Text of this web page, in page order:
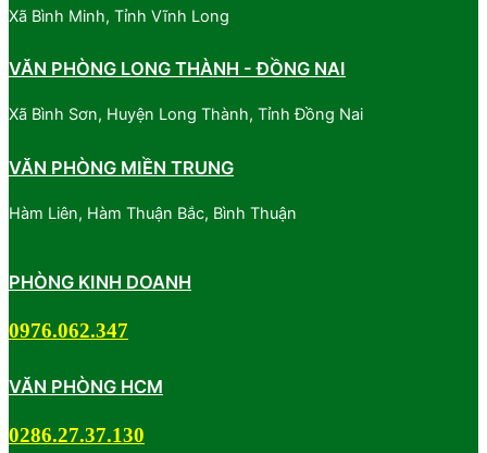
Xã Bình Minh, Tỉnh Vĩnh Long
VĂN PHÒNG LONG THÀNH - ĐỒNG NAI
Xã Bình Sơn, Huyện Long Thành, Tỉnh Đồng Nai
VĂN PHÒNG MIỀN TRUNG
Hàm Liên, Hàm Thuận Bắc, Bình Thuận
PHÒNG KINH DOANH
0976.062.347
VĂN PHÒNG HCM
0286.27.37.130